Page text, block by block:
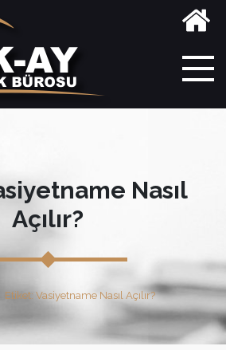
Nasıl
Açılır?
Etiket: Vasiyetname Nasıl Açılır?